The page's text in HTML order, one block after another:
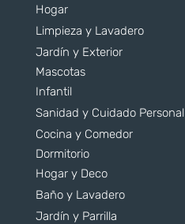
Hogar
Limpieza y Lavadero
Jardín y Exterior
Mascotas
Infantil
Sanidad y Cuidado Personal
Cocina y Comedor
Dormitorio
Hogar y Deco
Baño y Lavadero
Jardín y Parrilla